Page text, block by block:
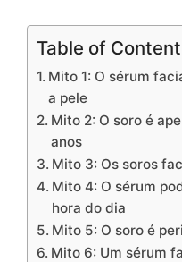
Table of
Mito 1: O sérum
a pele
Mito 2: O soro é
anos
Mito 3: Os soros
Mito 4: O sérum
hora do dia
Mito 5: O soro é
Mito 6: Um sérum